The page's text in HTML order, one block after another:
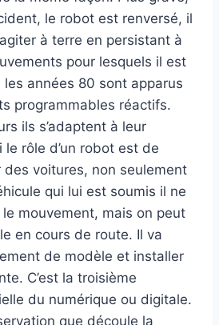
le robot est renversé, il
à terre en persistant à
pour lesquels il est
les années 80 sont apparus
programmables réactifs.
ils s’adaptent à leur
le rôle d’un robot est de
des voitures, non seulement
qui lui est soumis il ne
mouvement, mais on peut
en cours de route. Il va
de modèle et installer
C’est la troisième
du numérique ou digitale.
que découle la